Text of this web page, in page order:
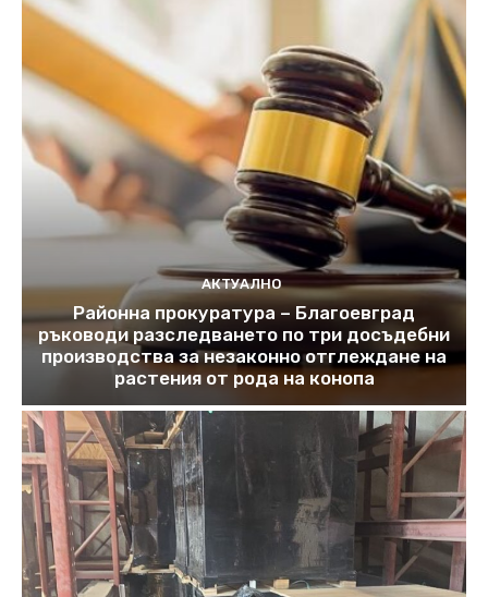
АКТУАЛНО
Районна прокуратура – Благоевград
ръководи разследването по три досъдебни
производства за незаконно отглеждане на
растения от рода на конопа